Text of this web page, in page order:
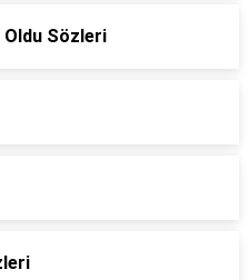
Oldu Sözleri